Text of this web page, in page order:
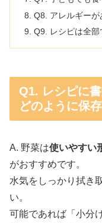
Q8. アレルギーが
Q9. レシピは全部
Q1. レシピに
どのように保
A. 野菜は使いやすい
がおすすめです。
水気をしっかり拭き
い。
可能であれば「小分